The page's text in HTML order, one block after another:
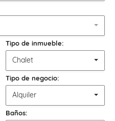
Tipo de inmueble:
Chalet
Tipo de negocio:
Alquiler
Baños: